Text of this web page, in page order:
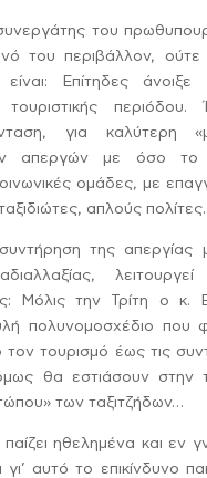
συνεργάτης του
του περιβάλλον, ούτε
Επίτηδες
περιόδου.
για καλύτερη
απεργών με όσο το
ομάδες, με
απλούς πολίτες.
της απεργίας
Μόλις την Τρίτη ο κ.
πολυνομοσχέδιο που
τουρισμό έως τις
θα εστιάσουν στην
των ταξιτζήδων…
ηθελημένα και εν
αυτό το επικίνδυνο